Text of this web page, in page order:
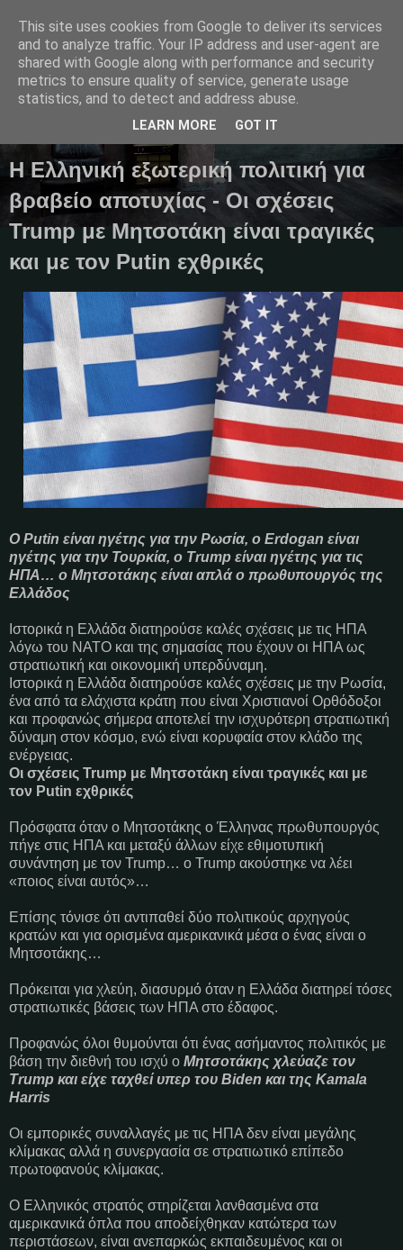
Μαγκαζίνο,ειδήσεις,απόψεις...
Η Ελληνική εξωτερική πολιτική για
βραβείο αποτυχίας - Οι σχέσεις
Trump με Μητσοτάκη είναι τραγικές
και με τον Putin εχθρικές
Ο Putin είναι ηγέτης για την Ρωσία, ο Erdogan είναι
ηγέτης για την Τουρκία, ο Trump είναι ηγέτης για τις
ΗΠΑ… ο Μητσοτάκης είναι απλά ο πρωθυπουργός της
Ελλάδος
Ιστορικά η Ελλάδα διατηρούσε καλές σχέσεις με τις ΗΠΑ
λόγω του ΝΑΤΟ και της σημασίας που έχουν οι ΗΠΑ ως
στρατιωτική και οικονομική υπερδύναμη.
Ιστορικά η Ελλάδα διατηρούσε καλές σχέσεις με την Ρωσία,
ένα από τα ελάχιστα κράτη που είναι Χριστιανοί Ορθόδοξοι
και προφανώς σήμερα αποτελεί την ισχυρότερη στρατιωτική
δύναμη στον κόσμο, ενώ είναι κορυφαία στον κλάδο της
ενέργειας.
Οι σχέσεις Trump με Μητσοτάκη είναι τραγικές και με
τον Putin εχθρικές
Πρόσφατα όταν ο Μητσοτάκης ο Έλληνας πρωθυπουργός
πήγε στις ΗΠΑ και μεταξύ άλλων είχε εθιμοτυπική
συνάντηση με τον Trump… ο Trump ακούστηκε να λέει
«ποιος είναι αυτός»…
Επίσης τόνισε ότι αντιπαθεί δύο πολιτικούς αρχηγούς
κρατών και για ορισμένα αμερικανικά μέσα ο ένας είναι ο
Μητσοτάκης…
Πρόκειται για χλεύη, διασυρμό όταν η Ελλάδα διατηρεί τόσες
στρατιωτικές βάσεις των ΗΠΑ στο έδαφος.
Προφανώς όλοι θυμούνται ότι ένας ασήμαντος πολιτικός με
βάση την διεθνή του ισχύ ο Μητσοτάκης χλεύαζε τον
Trump και είχε ταχθεί υπερ του Biden και της Kamala
Harris
Οι εμπορικές συναλλαγές με τις ΗΠΑ δεν είναι μεγάλης
κλίμακας αλλά η συνεργασία σε στρατιωτικό επίπεδο
πρωτοφανούς κλίμακας.
Ο Ελληνικός στρατός στηρίζεται λανθασμένα στα
αμερικανικά όπλα που αποδείχθηκαν κατώτερα των
περιστάσεων, είναι ανεπαρκώς εκπαιδευμένος και οι
This site uses cookies from Google to deliver its services
and to analyze traffic. Your IP address and user-agent are
shared with Google along with performance and security
metrics to ensure quality of service, generate usage
statistics, and to detect and address abuse.
LEARN MORE GOT IT